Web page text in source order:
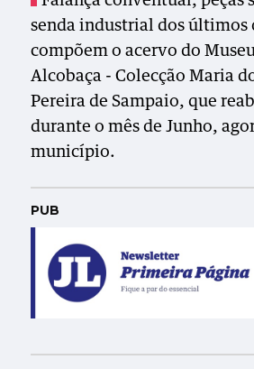
senda industrial dos últimos
compõem o acervo do
Alcobaça - Colecção Maria
Pereira de Sampaio, que
durante o mês de Junho,
município.
PUB